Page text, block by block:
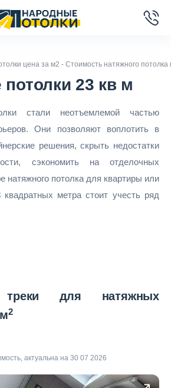
цена за м2 - Стоимость натяжного потолка
23 кв м
стали неотъемлемой частью
Они позволяют воплотить в
решения, скрыть недостатки
сэкономить на отделочных
натяжного потолка для квартиры или
метра стоит учесть ряд
треки для натяжных
2
актуальна на 30 07 2026